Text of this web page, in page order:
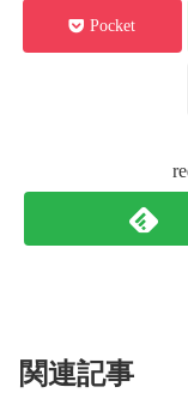
Pocket
関連記事